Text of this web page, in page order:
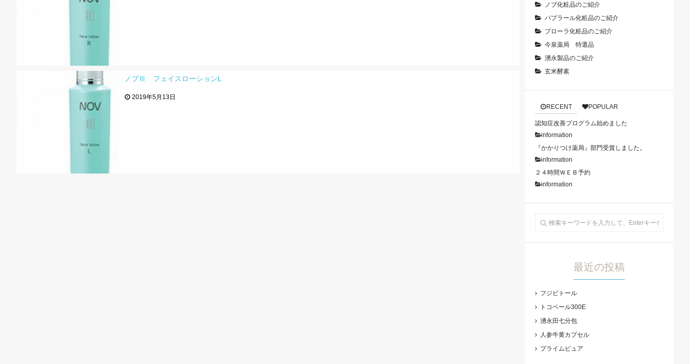
ノブⅢ フェイスローションL
2019年5月13日
ノブ化粧品のご紹介
パプラール化粧品のご紹介
プローラ化粧品のご紹介
今泉薬局 特選品
湧永製品のご紹介
玄米酵素
RECENT POPULAR
認知症改善プログラム始めました
information
『かかりつけ薬局』部門受賞しました。
information
２４時間ＷＥＢ予約
information
最近の投稿
フジビトール
トコベール300E
湧永田七分包
人参牛黄カプセル
プライムピュア